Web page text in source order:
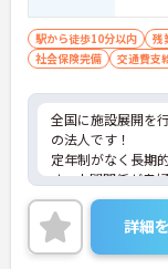
駅から徒歩10分以内 残
社会保険完備
交通費支
全国に施設展開を
の法人です！
定年制がなく長期
す。人間関係が良
根付いています。
ご興味のある方に
に詳細をご案内し
い！
詳細